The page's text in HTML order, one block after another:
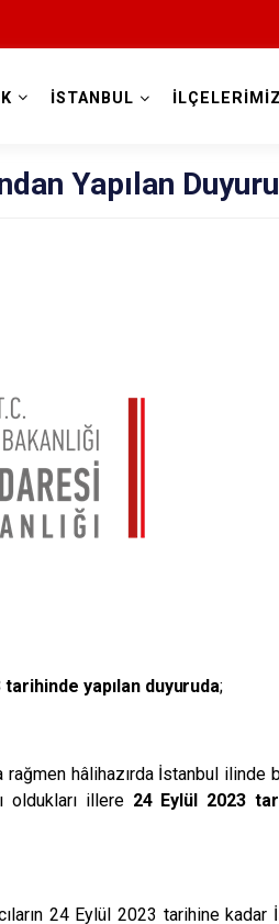
İSTANBUL İLÇELERİMİZ
Yapılan Duyuru
yapılan duyuruda;
rağmen hâlihazırda İstanbul
oldukları illere 24 Eylül 2023
24 Eylül 2023 tarihine